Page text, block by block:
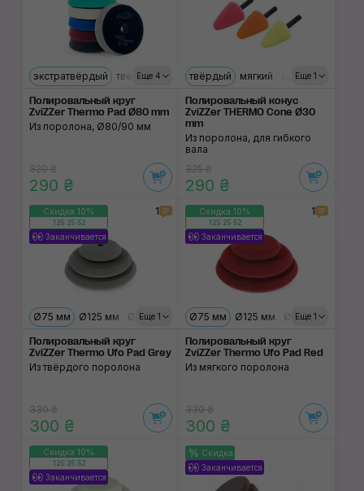
Еще 4
экстратвёрдый твёрдый твёрдый средний мягкий
Полировальный круг
ZviZZer Thermo Pad Ø80 mm
Из поролона, Ø80/90 мм
320 ₴
290 ₴
Еще 1
твёрдый мягкий средний
Полировальный конус
ZviZZer THERMO Cone Ø30
mm
Из поролона, для гибкого
вала
325 ₴
290 ₴
Скидка 10%
125:25:52
Заканчивается
1
Еще 1
Ø75 мм Ø125 мм Ø150 мм
Полировальный круг
ZviZZer Thermo Ufo Pad Grey
Из твёрдого поролона
330 ₴
300 ₴
Скидка 10%
125:25:52
Заканчивается
1
Еще 1
Ø75 мм Ø125 мм Ø150 мм
Полировальный круг
ZviZZer Thermo Ufo Pad Red
Из мягкого поролона
330 ₴
300 ₴
Скидка 10%
125:25:52
Заканчивается
Скидка
Заканчивается